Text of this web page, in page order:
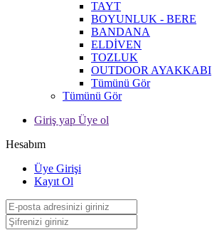
TAYT
BOYUNLUK - BERE
BANDANA
ELDİVEN
TOZLUK
OUTDOOR AYAKKABI
Tümünü Gör
Tümünü Gör
Giriş yap Üye ol
Hesabım
Üye Girişi
Kayıt Ol